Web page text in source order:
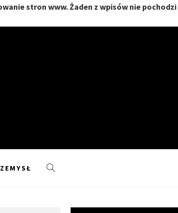
stron www. Żaden z wpisów nie